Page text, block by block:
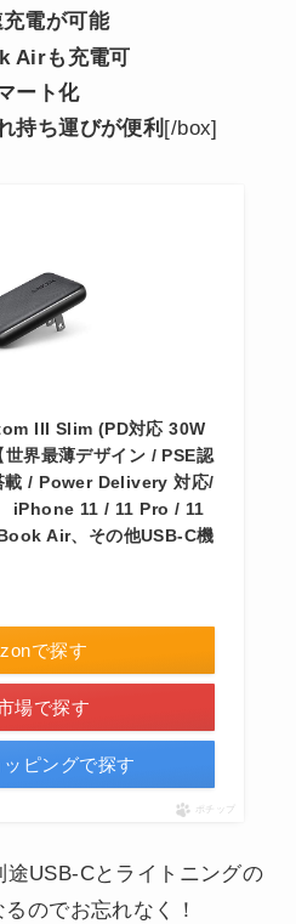
電が可能
Airも充電可
ート化
持ち運びが便利 [/box]
III Slim (PD対応 30W
界最薄デザイン / PSE認
載 / Power Delivery 対応/
iPhone 11 / 11 Pro / 11
Air、その他USB-C機
で探す
場で探す
ピングで探す
ポチップ
USB-Cとライトニングの
のでお忘れなく！